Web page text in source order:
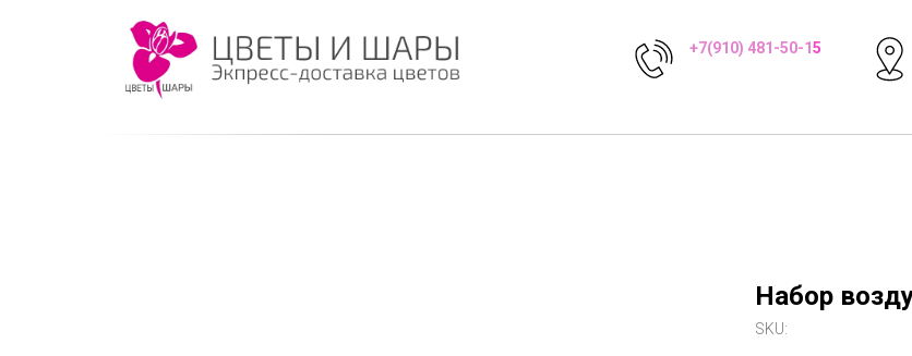
+7(910) 481-50-15
Набор
SKU: